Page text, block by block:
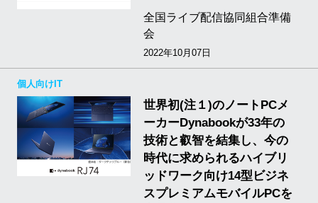
全国ライブ配信協同組合準備
会
2022年10月07日
個人向けIT
世界初(注１)のノートPCメ
ーカーDynabookが33年の
技術と叡智を結集し、今の
時代に求められるハイブリ
ッドワーク向け14型ビジネ
スプレミアムモバイルPCを